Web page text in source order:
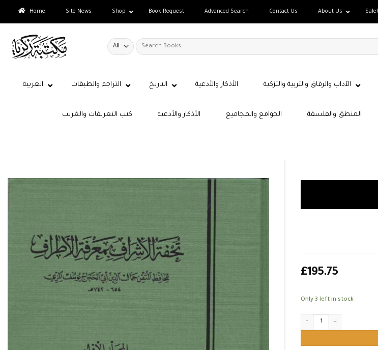
Home Site News Shop Book Request Advanced Search Contact Us About Us Sale!
Search
for:
الآداب والرقاق والتربية والتزكية الأذكار والأدعية التاريخ التراجم والطبقات العربية
كتب التعريفات والغريب الأذكار والأدعية الجوامع والمجاميع المنطق والفلسفة
£195.75
Only 3 left in stock